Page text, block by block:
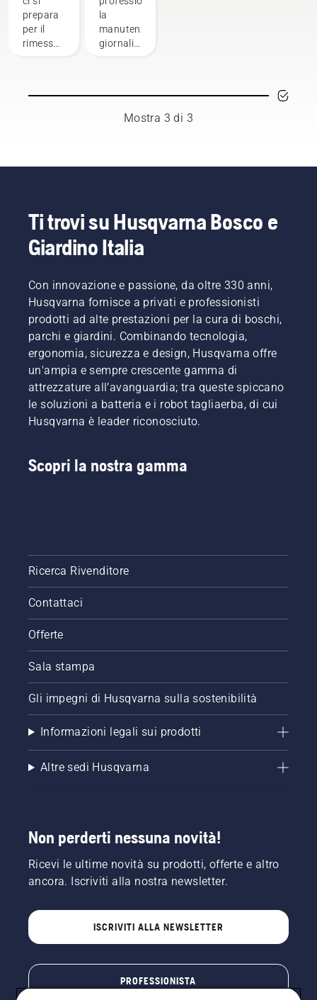
Husqvarna
in
inverno
prepara
per il
rimessaggio
durata.
con i
prodotti a
batteria.
la
manutenzione
giornaliera
attività
l'efficienza
del
proprio
lavoro.
prodotti
a
questo
problema
è
notevolmente
ridotto.
Mostra 3 di 3
Ti trovi su Husqvarna Bosco e
Giardino Italia
Con innovazione e passione, da oltre 330 anni,
Husqvarna fornisce a privati e professionisti
prodotti ad alte prestazioni per la cura di boschi,
parchi e giardini. Combinando tecnologia,
ergonomia, sicurezza e design, Husqvarna offre
un'ampia e sempre crescente gamma di
attrezzature all’avanguardia; tra queste spiccano
le soluzioni a batteria e i robot tagliaerba, di cui
Husqvarna è leader riconosciuto.
Scopri la nostra gamma
Ricerca Rivenditore
Contattaci
Offerte
Sala stampa
Gli impegni di Husqvarna sulla sostenibilità
Informazioni legali sui prodotti
Altre sedi Husqvarna
Non perderti nessuna novità!
Ricevi le ultime novità su prodotti, offerte e altro
ancora. Iscriviti alla nostra newsletter.
ISCRIVITI ALLA NEWSLETTER
PROFESSIONISTA